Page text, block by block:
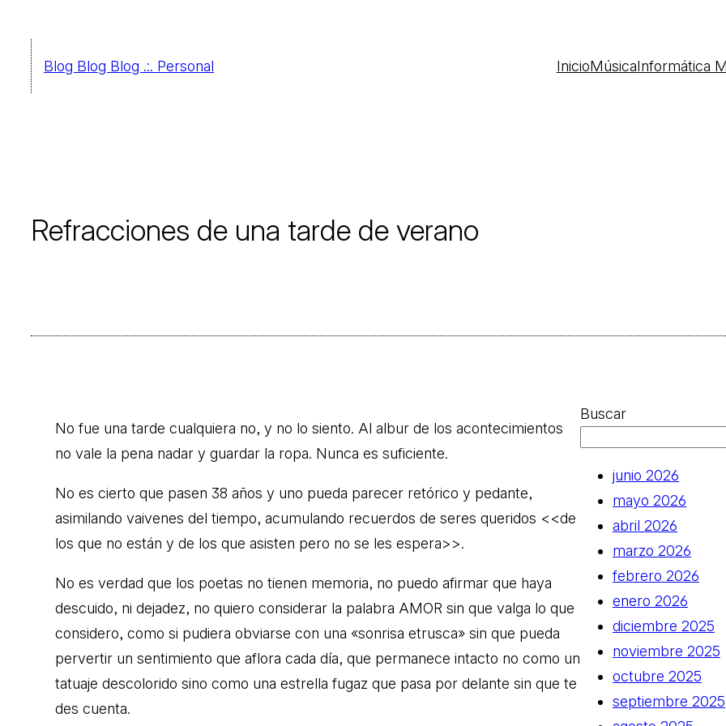
contenidoBlog Blog Blog .:. Personal InicioMúsicaInformática
Refracciones de una tarde de verano
No fue una tarde cualquiera no, y no lo siento. Al albur de los acontecimientos
no vale la pena nadar y guardar la ropa. Nunca es suficiente.
No es cierto que pasen 38 años y uno pueda parecer retórico y pedante,
asimilando vaivenes del tiempo, acumulando recuerdos de seres queridos <<de
los que no están y de los que asisten pero no se les espera>>.
No es verdad que los poetas no tienen memoria, no puedo afirmar que haya
descuido, ni dejadez, no quiero considerar la palabra AMOR sin que valga lo que
considero, como si pudiera obviarse con una «sonrisa etrusca» sin que pueda
pervertir un sentimiento que aflora cada día, que permanece intacto no como un
tatuaje descolorido sino como una estrella fugaz que pasa por delante sin que te
des cuenta.
Buscar
junio 2026
mayo 2026
abril 2026
marzo 2026
febrero 2026
enero 2026
diciembre 2025
noviembre 2025
octubre 2025
septiembre 2025